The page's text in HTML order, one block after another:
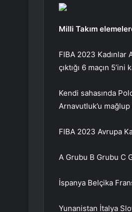
Milli Takım
FIBA 2023 Kadınlar
çıktığı 6 maçın
Kendi sahasında
Arnavutluk’u
FIBA 2023 Avrupa
A Grubu B Grubu C
İspanya Belçika
Yunanistan İtalya